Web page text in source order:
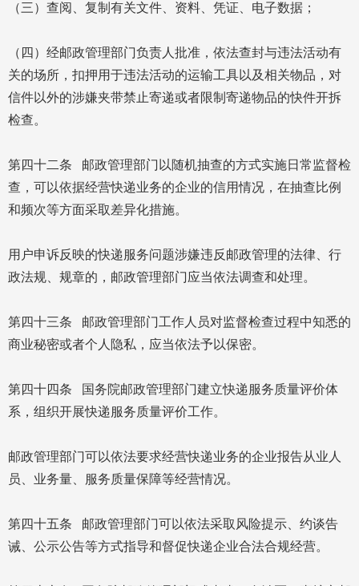
（三）查阅、复制有关文件、资料、凭证、电子数据；
（四）经邮政管理部门负责人批准，依法查封与违法活动有
关的场所，扣押用于违法活动的运输工具以及相关物品，对
信件以外的涉嫌夹带禁止寄递或者限制寄递物品的快件开拆
检查。
第四十二条 邮政管理部门以随机抽查的方式实施日常监督检
查，可以依据经营快递业务的企业的信用情况，在抽查比例
和频次等方面采取差异化措施。
用户申诉反映的快递服务问题涉嫌违反邮政管理的法律、行
政法规、规章的，邮政管理部门应当依法调查和处理。
第四十三条 邮政管理部门工作人员对监督检查过程中知悉的
商业秘密或者个人隐私，应当依法予以保密。
第四十四条 国务院邮政管理部门建立快递服务质量评价体
系，组织开展快递服务质量评价工作。
邮政管理部门可以依法要求经营快递业务的企业报告从业人
员、业务量、服务质量保障等经营情况。
第四十五条 邮政管理部门可以依法采取风险提示、约谈告
诫、公示公告等方式指导和督促快递企业合法合规经营。